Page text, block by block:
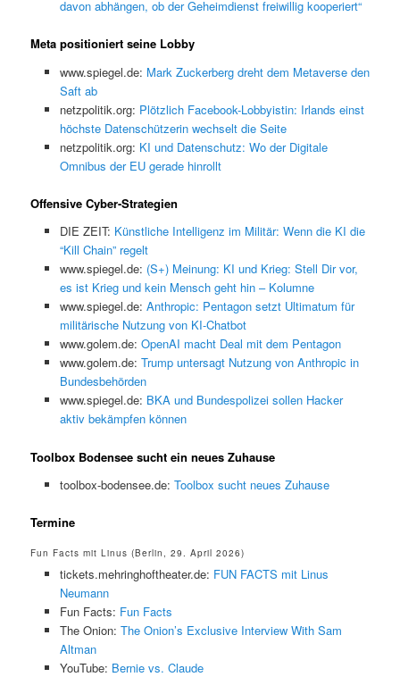
davon abhängen, ob der Geheimdienst freiwillig kooperiert“
Meta positioniert seine Lobby
www.spiegel.de: Mark Zuckerberg dreht dem Metaverse den
Saft ab
netzpolitik.org: Plötzlich Facebook-Lobbyistin: Irlands einst
höchste Datenschützerin wechselt die Seite
netzpolitik.org: KI und Datenschutz: Wo der Digitale
Omnibus der EU gerade hinrollt
Offensive Cyber-Strategien
DIE ZEIT: Künstliche Intelligenz im Militär: Wenn die KI die
“Kill Chain” regelt
www.spiegel.de: (S+) Meinung: KI und Krieg: Stell Dir vor,
es ist Krieg und kein Mensch geht hin – Kolumne
www.spiegel.de: Anthropic: Pentagon setzt Ultimatum für
militärische Nutzung von KI-Chatbot
www.golem.de: OpenAI macht Deal mit dem Pentagon
www.golem.de: Trump untersagt Nutzung von Anthropic in
Bundesbehörden
www.spiegel.de: BKA und Bundespolizei sollen Hacker
aktiv bekämpfen können
Toolbox Bodensee sucht ein neues Zuhause
toolbox-bodensee.de: Toolbox sucht neues Zuhause
Termine
Fun Facts mit Linus (Berlin, 29. April 2026)
tickets.mehringhoftheater.de: FUN FACTS mit Linus
Neumann
Fun Facts: Fun Facts
The Onion: The Onion’s Exclusive Interview With Sam
Altman
YouTube: Bernie vs. Claude